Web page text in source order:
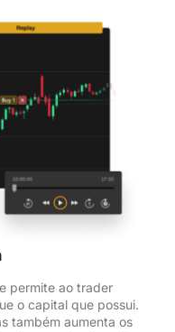
permite ao trader
o capital que possui.
também aumenta os